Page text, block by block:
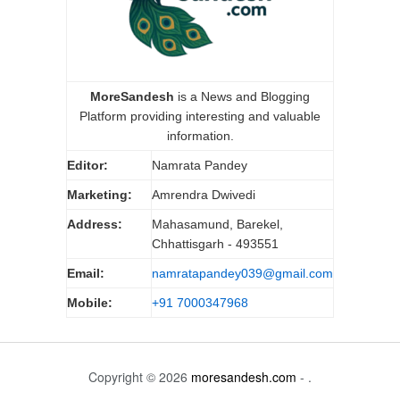
MoreSandesh is a News and Blogging
Platform providing interesting and valuable
information.
Editor: Namrata Pandey
Marketing: Amrendra Dwivedi
Address:
Mahasamund, Barekel,
Chhattisgarh - 493551
Email: namratapandey039@gmail.com
Mobile: +91 7000347968
Copyright © 2026 moresandesh.com - .